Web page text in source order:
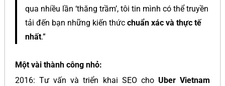
qua nhiều lần ‘thăng trầm’, tôi tin mình có thể truyền
tải đến bạn những kiến thức chuẩn xác và thực tế
nhất.”
Một vài thành công nhỏ:
2016: Tư vấn và triển khai SEO cho Uber Vietnam